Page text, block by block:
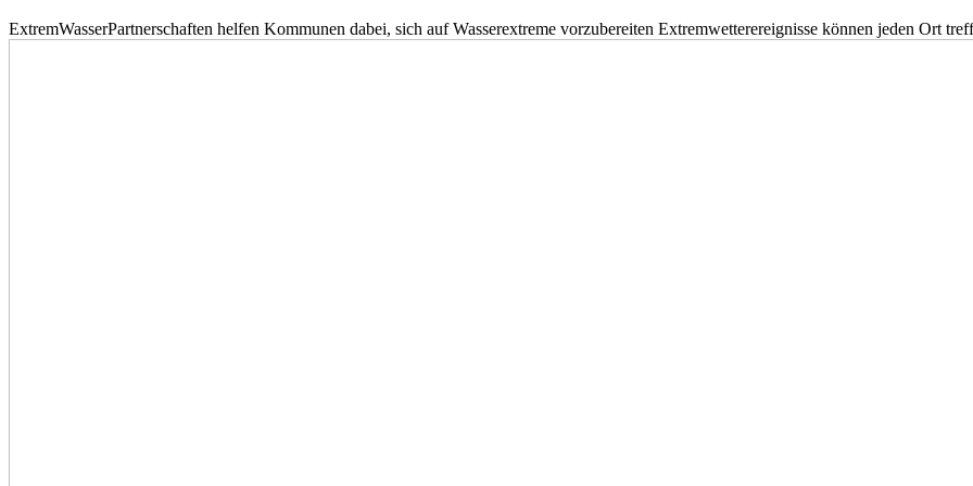
ExtremWasserPartnerschaften helfen Kommunen dabei, sich auf Wasserextreme vorzubereiten Extremwetterereignisse können jeden Ort